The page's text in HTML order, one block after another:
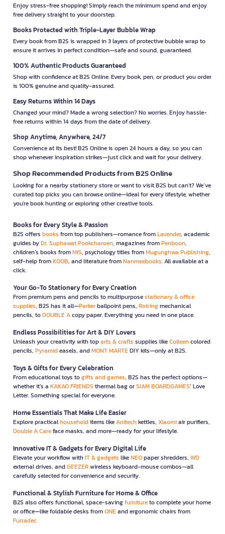
Enjoy stress-free shopping! Simply reach the minimum spend and enjoy
free delivery straight to your doorstep.
Books Protected with Triple-Layer Bubble Wrap
Every book from B2S is wrapped in 3 layers of protective bubble wrap to
ensure it arrives in perfect condition—safe and sound, guaranteed.
100% Authentic Products Guaranteed
Shop with confidence at B2S Online. Every book, pen, or product you order
is 100% genuine and quality-assured.
Easy Returns Within 14 Days
Changed your mind? Made a wrong selection? No worries. Enjoy hassle-
free returns within 14 days from the date of delivery.
Shop Anytime, Anywhere, 24/7
Convenience at its best! B2S Online is open 24 hours a day, so you can
shop whenever inspiration strikes—just click and wait for your delivery.
Shop Recommended Products from B2S Online
Looking for a nearby stationery store or want to visit B2S but can't? We’ve
curated top picks you can browse online—ideal for every lifestyle, whether
you're book hunting or exploring other creative tools.
Books for Every Style & Passion
B2S offers books from top publishers—romance fromLavender, academic
guides byDr. Suphawat Pookcharoen, magazines fromPenboon,
children’s books fromMIS, psychology titles fromMugunghwa Publishing,
self-help fromKOOB, and literature fromNanmeebooks. All available at a
click.
Your Go-To Stationery for Every Creation
From premium pens and pencils to multipurposestationary & office
supplies, B2S has it all—Parkerballpoint pens, Rotringmechanical
pencils, toDOUBLE Acopy paper. Everything you need in one place.
Endless Possibilities for Art & DIY Lovers
Unleash your creativity with toparts & crafts supplies likeColleencolored
pencils, Pyramideasels, andMONT MARTEDIY kits—only at B2S.
Toys & Gifts for Every Celebration
From educational toys togifts and games, B2S has the perfect options—
whether it’s a KAKAO FRIENDS thermal bag orSIAM BOARDGAMES’ Love
Letter. Something special for everyone.
Home Essentials That Make Life Easier
Explore practicalhouseholditems likeAnitechkettles, Xiaomiair purifiers,
Double A Careface masks, and more—ready for your lifestyle.
Innovative IT & Gadgets for Every Digital Life
Elevate your workflow withIT & gadgets likeNEOpaper shredders, WD
external drives, andGEEZERwireless keyboard-mouse combos—all
carefully selected for convenience and security.
Functional & Stylish Furniture for Home & Office
B2S also offers functional, space-savingfurnitureto complete your home
or office—like foldable desks fromONEand ergonomic chairs from
Furradec